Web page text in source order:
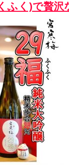
ふく)で贅沢